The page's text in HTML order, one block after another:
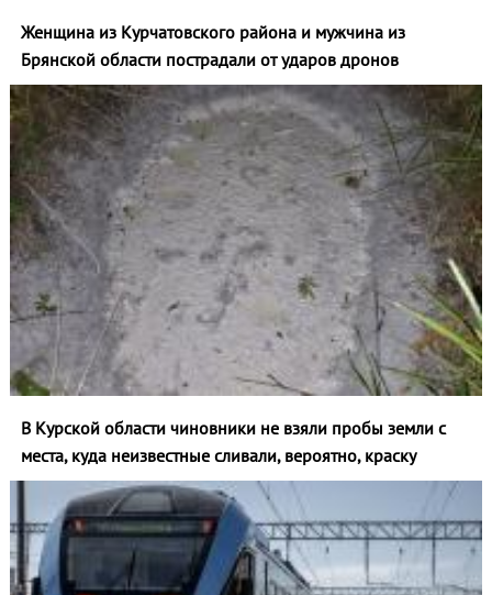
Женщина из Курчатовского района и мужчина из
Брянской области пострадали от ударов дронов
В Курской области чиновники не взяли пробы земли с
места, куда неизвестные сливали, вероятно, краску